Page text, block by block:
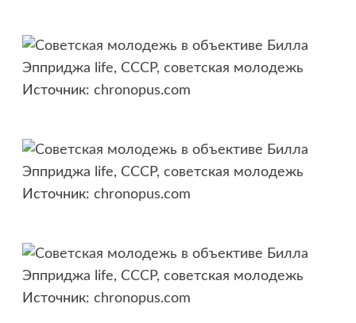
Источник: chronopus.com
Источник: chronopus.com
Источник: chronopus.com